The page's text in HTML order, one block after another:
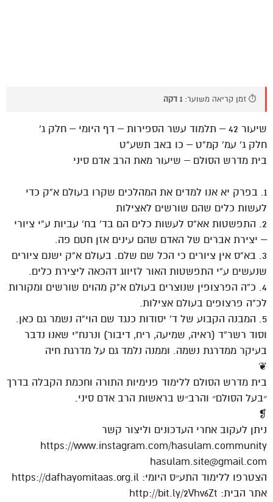
⏱️ זמן קריאה משוער: 1 דקה
שיעור 42 – תלמוד עשר הספירות – דף היומי – חלק ג’
חלק ג’ עמ’ קמ”ט – כו באב תשע”ט
בית מדרש הסולם – שיעור מאת הרב אדם סיני
1. בפרק יא אנו למדים את המהלכים שקרו בעולם א”ק כדי
לעשות כלים שהם שורשים לאצילות
2. התפשטות אא”ס לעשות כלים הם בד’ בח’ עביות ע”י ציורי
– יצירת אברים של האדם שהם עינים אזן חטם פה.
3. בא”ס אין ציורים כי הכל שם שלם. בעולם א”ק ישנם ציורים
שנעשים ע”י התפשטות האור לזיווג דהכאה ליצירת כלים.
4. כ”ה הפרצופין שנוצרים בעולם א”ק מהוים שורשים ומקורות
לכ”ה פרצופים בעולם אצילות.
5. המבנה הקבוע של ד’ יסודות כנגד שם הוי”ה נשמר גם כאן.
וסוד רשר”ד (ראיה, שמיעה, ריח, דיבור) ונרנח”י שאנו נדבר
בעיקר ממדרגת נשמה. וממנה נלמד גם על מדרגת חיה
❦
בית מדרש הסולם ללימוד פנימיות התורה וחכמת הקבלה בדרך
״בעל הסולם״ והרב״ש בראשות הרב אדם סיני.
❡
ניתן לעקוב אחרי העדכונים וליצור קשר
https://www.instagram.com/hasulam.community
hasulam.site@gmail.com
הצטרפו ללימוד התע״ס היומי: https://dafhayomitaas.org.il
אתר הבית: http://bit.ly/2Vhv6Zt